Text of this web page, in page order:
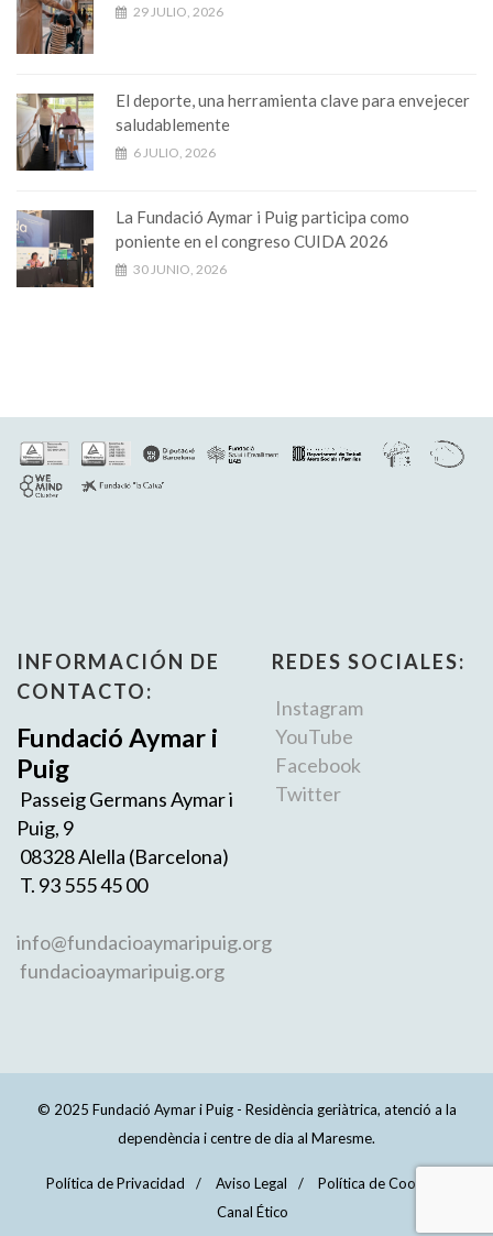
29 JULIO, 2026
El deporte, una herramienta clave para envejecer
saludablemente
6 JULIO, 2026
La Fundació Aymar i Puig participa como
poniente en el congreso CUIDA 2026
30 JUNIO, 2026
INFORMACIÓN DE
CONTACTO:
Fundació Aymar i
Puig
Passeig Germans Aymar i
Puig, 9
08328 Alella (Barcelona)
T. 93 555 45 00
info@fundacioaymaripuig.org
fundacioaymaripuig.org
REDES SOCIALES:
Instagram
YouTube
Facebook
Twitter
© 2025 Fundació Aymar i Puig - Residència geriàtrica, atenció a la
dependència i centre de dia al Maresme.
Política de Privacidad Aviso Legal
Política de Cookies
Canal Ético